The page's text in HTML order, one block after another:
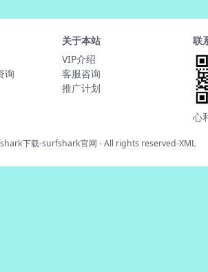
询
关于本站
VIP介绍
客服咨询
推广计划
联
心
下载-surfshark官网 - All rights reserved-XML